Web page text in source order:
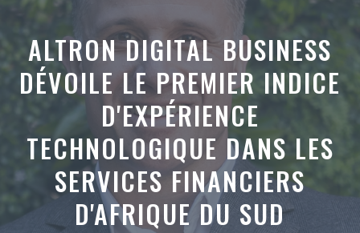
ALTRON DIGITAL BUSINESS
DÉVOILE LE PREMIER INDICE
D'EXPÉRIENCE
TECHNOLOGIQUE DANS LES
SERVICES FINANCIERS
D'AFRIQUE DU SUD